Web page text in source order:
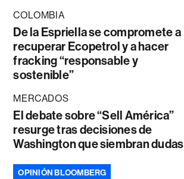
COLOMBIA
De la Espriella se compromete a
recuperar Ecopetrol y a hacer
fracking “responsable y
sostenible”
MERCADOS
El debate sobre “Sell América”
resurge tras decisiones de
Washington que siembran dudas
OPINIÓN BLOOMBERG